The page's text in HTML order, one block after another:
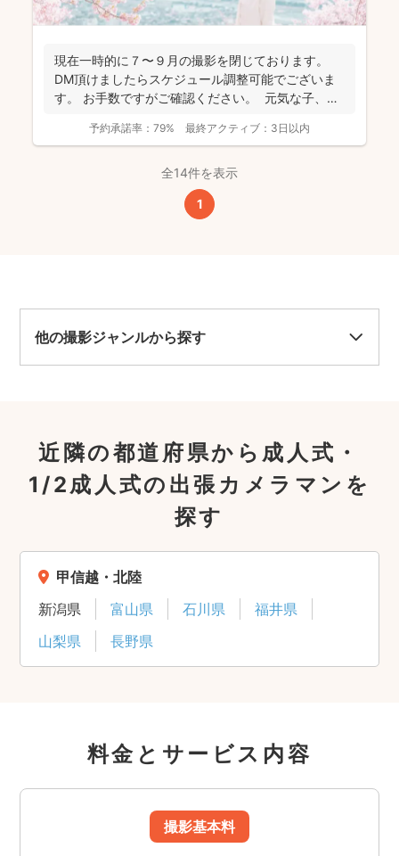
現在一時的に７〜９月の撮影を閉じております。
DM頂けましたらスケジュール調整可能でございま
す。 お手数ですがご確認ください。 元気な子、人
予約承諾率： 79% 最終アクティブ： 3日以内
全14件を表示
1
他の撮影ジャンルから探す
近隣の都道府県から成人式・
1/2成人式の出張カメラマンを
探す
甲信越・北陸
新潟県
富山県 石川県
福井県
山梨県
長野県
料金とサービス内容
撮影基本料